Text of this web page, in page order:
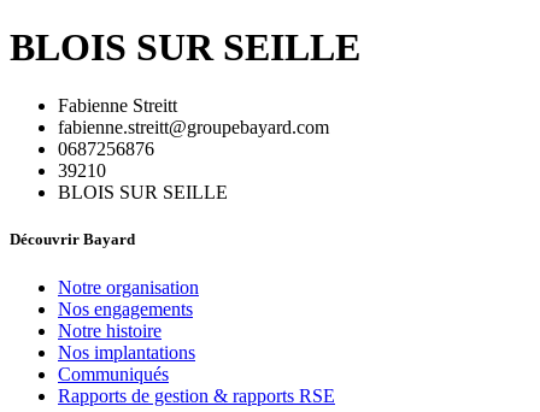
BLOIS SUR SEILLE
Fabienne Streitt
fabienne.streitt@groupebayard.com
0687256876
39210
BLOIS SUR SEILLE
Découvrir Bayard
Notre organisation
Nos engagements
Notre histoire
Nos implantations
Communiqués
Rapports de gestion & rapports RSE